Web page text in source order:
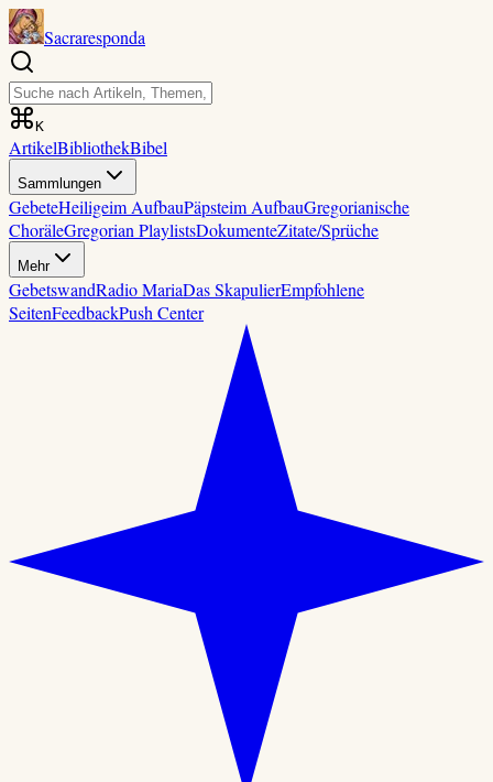
Sacraresponda
K
ArtikelBibliothekBibel
Sammlungen
GebeteHeiligeim AufbauPäpsteim AufbauGregorianische
ChoräleGregorian PlaylistsDokumenteZitate/Sprüche
Mehr
GebetswandRadio MariaDas SkapulierEmpfohlene
SeitenFeedbackPush Center